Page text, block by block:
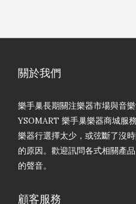
關於我們
樂手巢長期關注樂器市場與音
YSOMART 樂手巢樂器商城服
樂器行選擇太少，或弦斷了沒
的原因。歡迎訊問各式相關產
的聲音。
顧客服務